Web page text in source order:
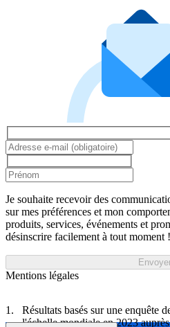
Je souhaite recevoir des
sur mes préférences et mon
produits, services, événements et
désinscrire facilement à tout moment !
Mentions légales
Résultats basés sur une enquête
l'échelle mondiale en 2023